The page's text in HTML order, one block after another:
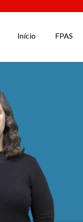
Início FPAS